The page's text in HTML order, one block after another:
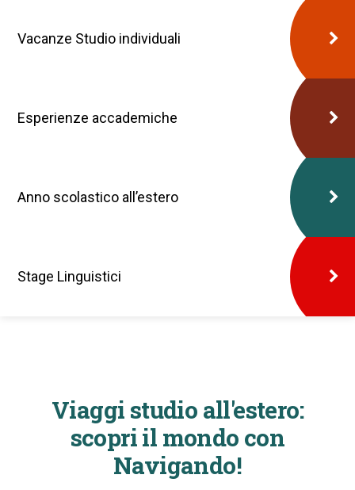
Vacanze Studio individuali
Esperienze accademiche
Anno scolastico all’estero
Stage Linguistici
Viaggi studio all'estero:
scopri il mondo con
Navigando!